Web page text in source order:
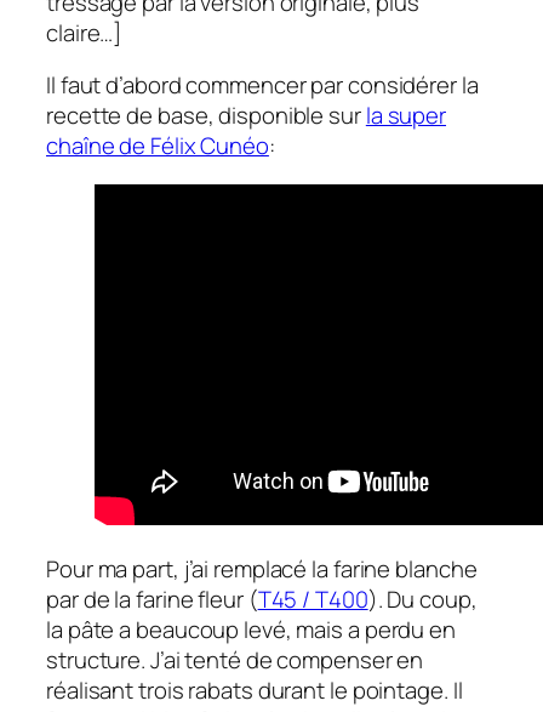
claire…]
Il faut d’abord commencer par considérer la
recette de base, disponible surla super
chaîne de Félix Cunéo:
Pour ma part, j’ai remplacé la farine blanche
par de la farine fleur (T45 / T400). Du coup,
la pâte a beaucoup levé, mais a perdu en
structure. J’ai tenté de compenser en
réalisant trois rabats durant le pointage. Il